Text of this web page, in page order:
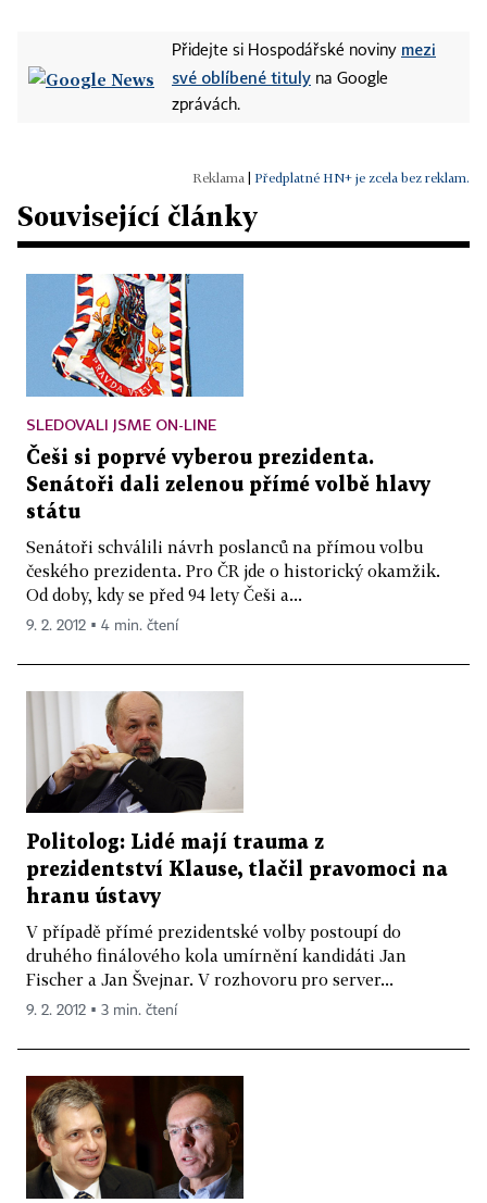
Přidejte si Hospodářské noviny mezi
své oblíbené tituly na Google
zprávách.
Předplatné HN+ je zcela bez reklam.
Související články
SLEDOVALI JSME ON-LINE
Češi si poprvé vyberou prezidenta.
Senátoři dali zelenou přímé volbě hlavy
státu
Senátoři schválili návrh poslanců na přímou volbu
českého prezidenta. Pro ČR jde o historický okamžik.
Od doby, kdy se před 94 lety Češi a...
9. 2. 2012 ▪ 4 min. čtení
Politolog: Lidé mají trauma z
prezidentství Klause, tlačil pravomoci na
hranu ústavy
V případě přímé prezidentské volby postoupí do
druhého finálového kola umírnění kandidáti Jan
Fischer a Jan Švejnar. V rozhovoru pro server...
9. 2. 2012 ▪ 3 min. čtení